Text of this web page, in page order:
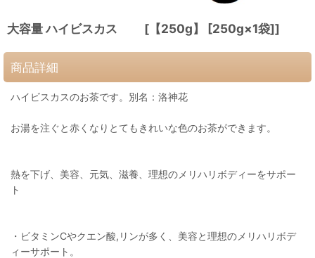
大容量 ハイビスカス [【250g】 [250g×1袋]]
商品詳細
ハイビスカスのお茶です。別名：洛神花
お湯を注ぐと赤くなりとてもきれいな色のお茶ができます。
熱を下げ、美容、元気、滋養、理想のメリハリボディーをサポー
ト
・ビタミンCやクエン酸,リンが多く、美容と理想のメリハリボデ
ィーサポート。